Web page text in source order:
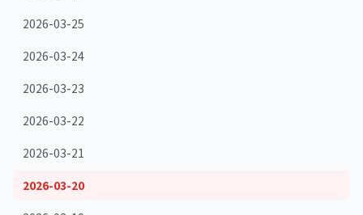
2026-03-25
2026-03-24
2026-03-23
2026-03-22
2026-03-21
2026-03-20